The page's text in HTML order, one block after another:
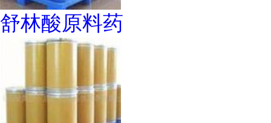
舒林酸原料药